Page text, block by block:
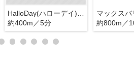
HalloDay(ハローデイ) 香椎店
約400m／5分
約800m／